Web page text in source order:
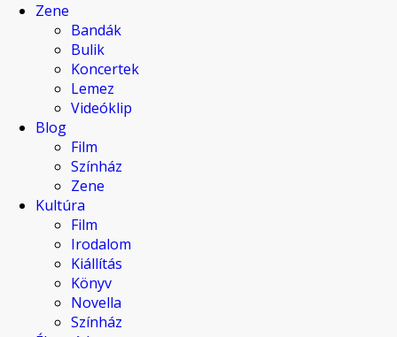
Zene
Bandák
Bulik
Koncertek
Lemez
Videóklip
Blog
Film
Színház
Zene
Kultúra
Film
Irodalom
Kiállítás
Könyv
Novella
Színház